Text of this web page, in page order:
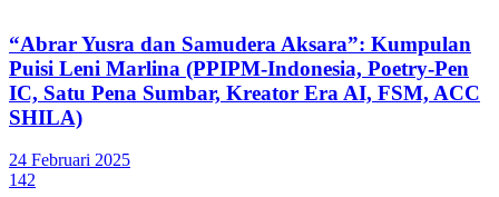
“Abrar Yusra dan Samudera Aksara”: Kumpulan
Puisi Leni Marlina (PPIPM-Indonesia, Poetry-Pen
IC, Satu Pena Sumbar, Kreator Era AI, FSM, ACC
SHILA)
24 Februari 2025
142